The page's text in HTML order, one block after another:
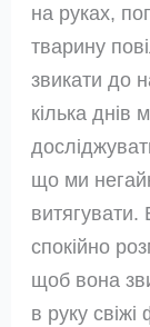
на руках,
тварину
звикати до
кілька днів
що ми
спокійно
щоб вона
в руку свіжі